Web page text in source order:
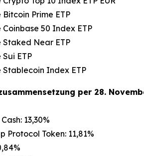
Prime ETP
Coinbase 50 Index ETP
Staked Near ETP
ETP
Stablecoin Index ETP
per 28.
13,30%
Protocol Token: 11,81%